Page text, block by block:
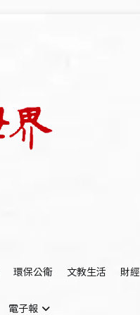
環保公衛 文教生活 財
電子報